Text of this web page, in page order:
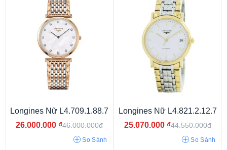
Khảm trai
Longines Nữ L4.709.1.88.7
26.000.000 ₫46.000.000đ
So Sánh
Longines Nữ L4.821.2.12.7
25.070.000 ₫44.550.000đ
So Sánh